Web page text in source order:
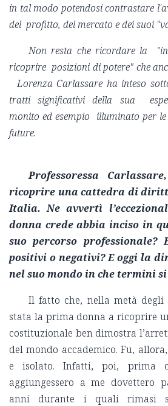
in tal modo potendosi contrastare
del profitto, del mercato e dei suoi
Non resta che ricordare la
ricoprire posizioni di potere" che
Lorenza Carlassare ha inteso
tratti significativi della sua
monito ed esempio illuminato per le
future.
Professoressa
ricoprire una cattedra di
Italia. Ne avvertì
donna crede abbia inciso in
suo percorso
positivi o negativi? E oggi la
nel suo mondo in che termini
Il fatto che, nella metà degli
stata la prima donna a ricoprire
costituzionale ben dimostra
del mondo accademico. Fu,
e isolato. Infatti, poi, prima
aggiungessero a me dovettero
anni durante i quali rimasi